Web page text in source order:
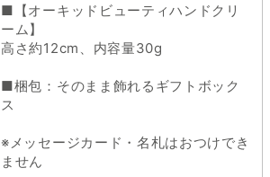
■【オーキッドビューティハンドクリ
ーム】
高さ約12cm、内容量30g
■梱包：そのまま飾れるギフトボック
ス
※メッセージカード・名札はおつけでき
ません